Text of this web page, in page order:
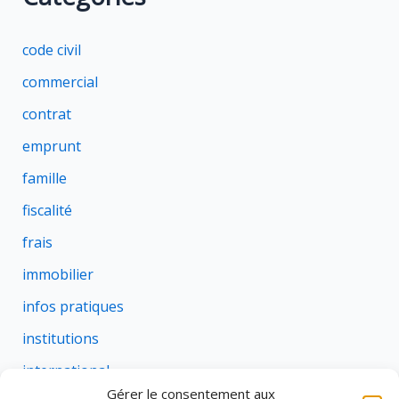
Gérer le consentement aux
code civil
commercial
contrat
emprunt
famille
fiscalité
frais
immobilier
infos pratiques
institutions
international